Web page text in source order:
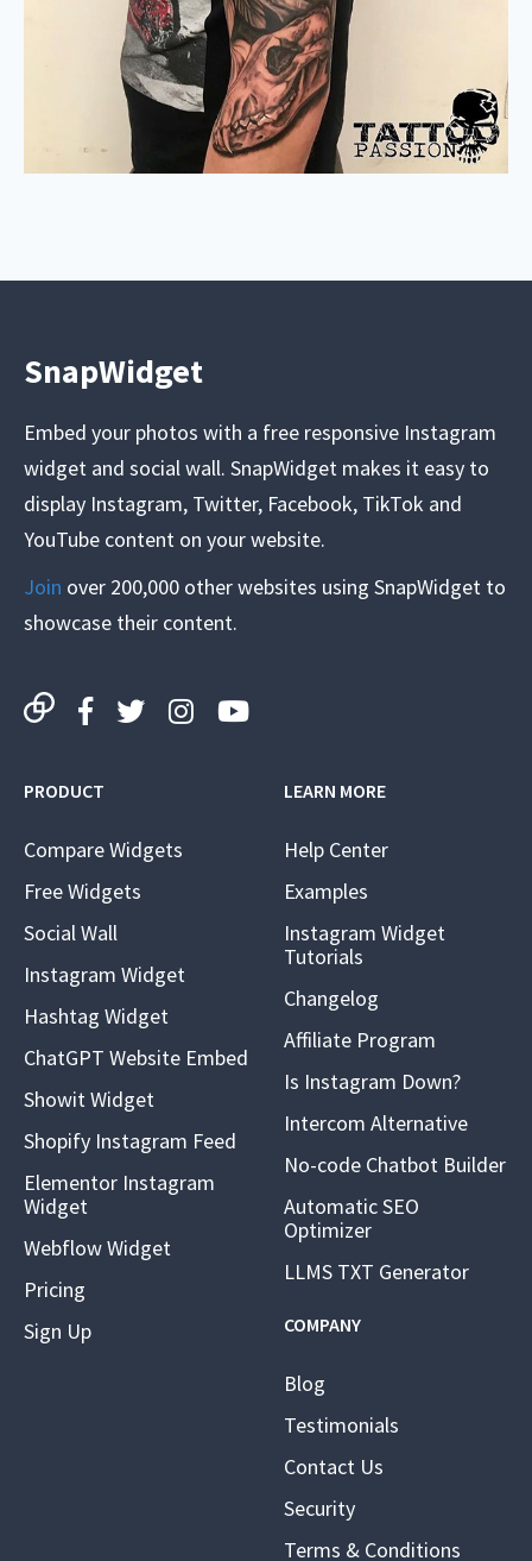
SnapWidget
Embed your photos with a free responsive Instagram
widget and social wall. SnapWidget makes it easy to
display Instagram, Twitter, Facebook, TikTok and
YouTube content on your website.
Join over 200,000 other websites using SnapWidget to
showcase their content.
PRODUCT
Compare Widgets
Free Widgets
Social Wall
Instagram Widget
Hashtag Widget
ChatGPT Website Embed
Showit Widget
Shopify Instagram Feed
Elementor Instagram
Widget
Webflow Widget
Pricing
Sign Up
LEARN MORE
Help Center
Examples
Instagram Widget
Tutorials
Changelog
Affiliate Program
Is Instagram Down?
Intercom Alternative
No-code Chatbot Builder
Automatic SEO
Optimizer
LLMS TXT Generator
COMPANY
Blog
Testimonials
Contact Us
Security
Terms & Conditions